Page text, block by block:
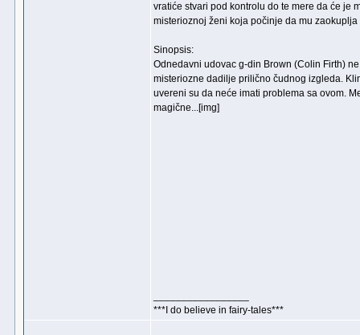
vratiće stvari pod kontrolu do te mere da će je
misterioznoj ženi koja počinje da mu zaokuplja
Sinopsis:
Odnedavni udovac g-din Brown (Colin Firth)
misteriozne dadilje prilično čudnog izgleda.
uvereni su da neće imati problema sa ovom.
magične...[img]
***I do believe in fairy-tales***